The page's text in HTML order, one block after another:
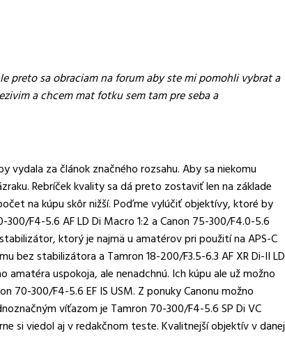
preto sa obraciam na forum aby ste mi pomohli vybrat a
a chcem mat fotku sem tam pre seba a
vydala za článok značného rozsahu. Aby sa niekomu
Rebríček kvality sa dá preto zostaviť len na základe
na kúpu skôr nižší. Poďme vylúčiť objektívy, ktoré by
F4-5.6 AF LD Di Macro 1:2 a Canon 75-300/F4.0-5.6
ktorý je najmä u amatérov pri použití na APS-C
bez stabilizátora a Tamron 18-200/F3.5-6.3 AF XR Di-II LD
amatéra uspokoja, ale nenadchnú. Ich kúpu ale už možno
70-300/F4-5.6 EF IS USM. Z ponuky Canonu možno
víťazom je Tamron 70-300/F4-5.6 SP Di VC
si viedol aj v redakčnom teste. Kvalitnejší objektív v danej